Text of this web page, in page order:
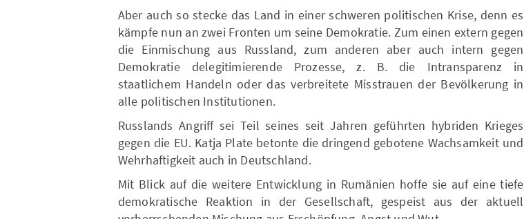
Aber auch so stecke das Land in einer schweren politischen Krise, denn es
kämpfe nun an zwei Fronten um seine Demokratie. Zum einen extern gegen
die Einmischung aus Russland, zum anderen aber auch intern gegen
Demokratie delegitimierende Prozesse, z. B. die Intransparenz in
staatlichem Handeln oder das verbreitete Misstrauen der Bevölkerung in
alle politischen Institutionen.
Russlands Angriff sei Teil seines seit Jahren geführten hybriden Krieges
gegen die EU. Katja Plate betonte die dringend gebotene Wachsamkeit und
Wehrhaftigkeit auch in Deutschland.
Mit Blick auf die weitere Entwicklung in Rumänien hoffe sie auf eine tiefe
demokratische Reaktion in der Gesellschaft, gespeist aus der aktuell